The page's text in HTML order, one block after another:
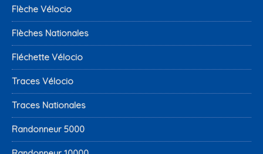
Flèche Vélocio
Flèches Nationales
Fléchette Vélocio
Traces Vélocio
Traces Nationales
Randonneur 5000